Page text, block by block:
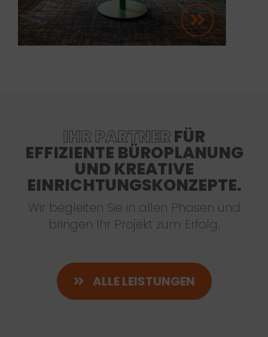
IHR PARTNERFÜR
EFFIZIENTE BÜROPLANUNG
UND KREATIVE
EINRICHTUNGSKONZEPTE.
Wir begleiten Sie in allen Phasen und
bringen Ihr Projekt zum Erfolg.
ALLE LEISTUNGEN